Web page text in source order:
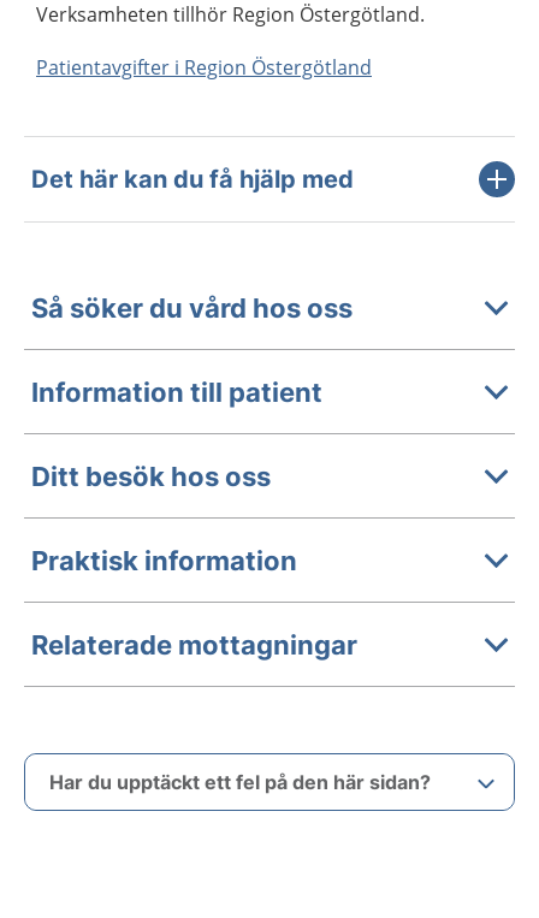
Verksamheten tillhör Region Östergötland.
Patientavgifter i Region Östergötland
Det här kan du få hjälp med
Så söker du vård hos oss
Information till patient
Ditt besök hos oss
Praktisk information
Relaterade mottagningar
Har du upptäckt ett fel på den här sidan?